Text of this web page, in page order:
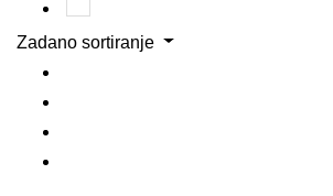
Zadano sortiranje